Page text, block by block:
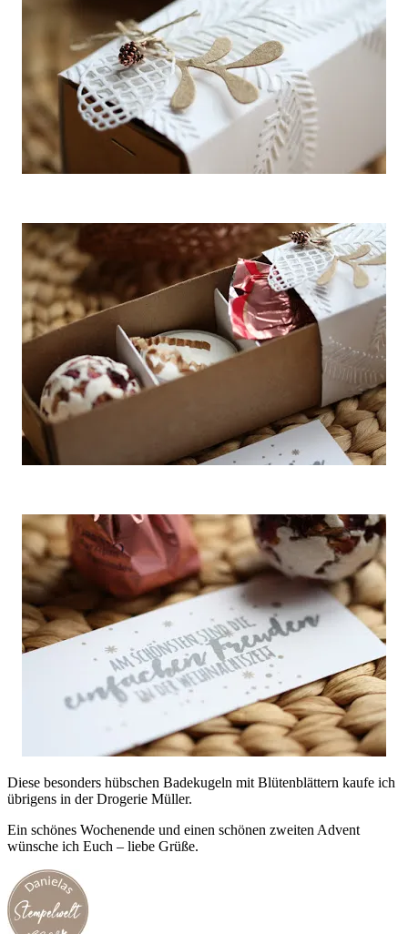
Diese besonders hübschen Badekugeln mit Blütenblättern kaufe ich
übrigens in der Drogerie Müller.
Ein schönes Wochenende und einen schönen zweiten Advent
wünsche ich Euch – liebe Grüße.